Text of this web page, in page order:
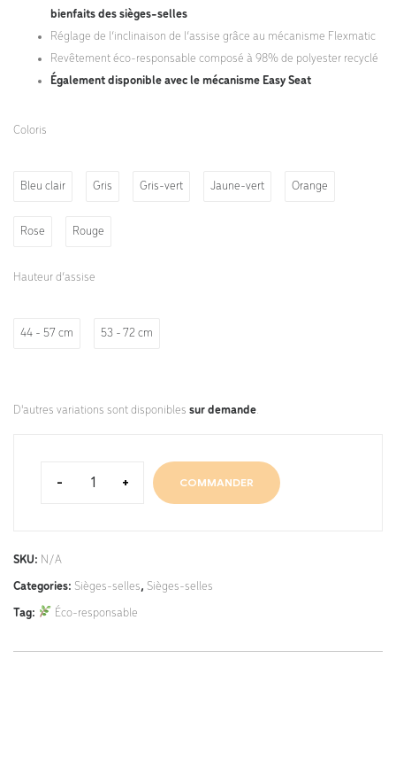
bienfaits des sièges-selles
Réglage de l’inclinaison de l’assise grâce au mécanisme Flexmatic
Revêtement éco-responsable composé à 98% de polyester recyclé
Également disponible avec le mécanisme Easy Seat
Coloris
Bleu clair Gris Gris-vert Jaune-vert Orange
Rose Rouge
Hauteur d’assise
44 - 57 cm 53 - 72 cm
D'autres variations sont disponibles sur demande.
- + COMMANDER
SKU: N/A
Categories: Sièges-selles, Sièges-selles
Tag:
Éco-responsable